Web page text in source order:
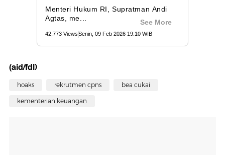
(aid/fdl)
hoaks rekrutmen cpns bea cukai
kementerian keuangan